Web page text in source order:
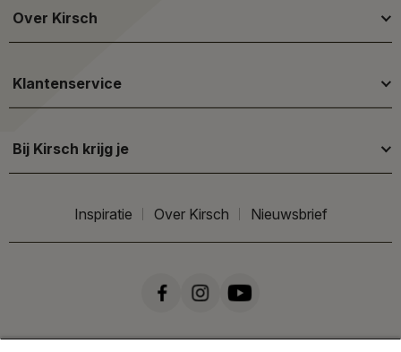
Over Kirsch
Klantenservice
Bij Kirsch krijg je
Inspiratie Over Kirsch Nieuwsbrief